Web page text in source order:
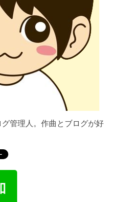
管理人。作曲とブログが好